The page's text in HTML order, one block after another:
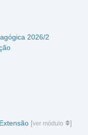
2026/2
[ver módulo ]